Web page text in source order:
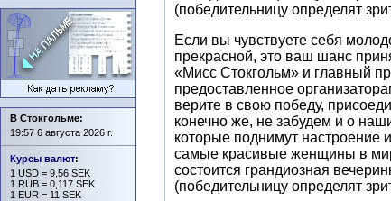
(победительницу определят
Если вы чувствуете себя
прекрасной, это ваш шанс
«Мисс Стокгольм» и главный
предоставленное
верите в свою победу,
конечно же, не забудем и о
которые поднимут
самые красивые женщины в
состоится грандиозная
(победительницу определят
В Стокгольме:
19:57 6 августа 2026 г.
Курсы валют:
1 USD = 9,56 SEK
1 RUB = 0,117 SEK
1 EUR = 11 SEK